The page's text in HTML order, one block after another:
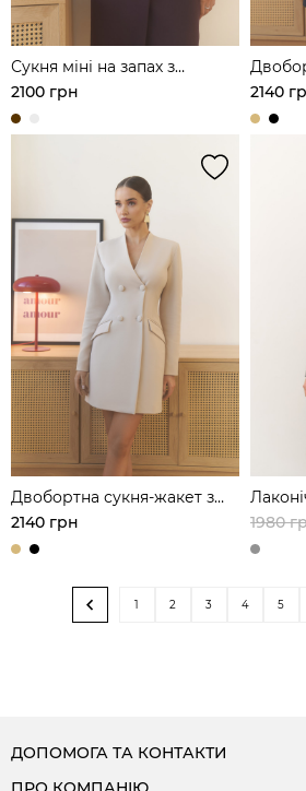
Сукня міні на запах з
лацканами
2100 грн 2140
Двобортна сукня-жакет з
витонченим силуетом
2140 грн 1980
1 2 3 4 5
ДОПОМОГА ТА КОНТАКТИ